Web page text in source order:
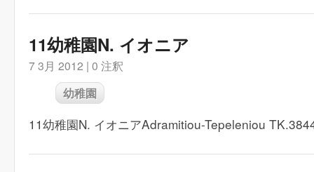
11幼稚園N. イオニア
7 3月 2012 | 0 注釈
幼稚園
11幼稚園N. イオニアAdramitiou-Tepeleniou